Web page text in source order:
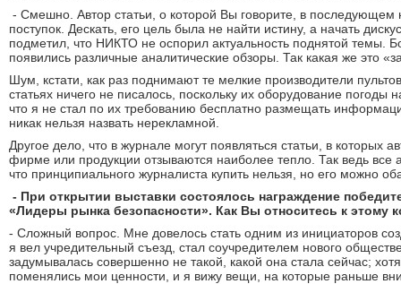
- Смешно. Автор статьи, о которой Вы говорите, в последующем
поступок. Дескать, его цель была не найти истину, а начать
подметил, что НИКТО не оспорил актуальность поднятой темы.
появились различные аналитические обзоры. Так какая же это
Шум, кстати, как раз поднимают те мелкие производители
статьях ничего не писалось, поскольку их оборудование погоды
что я не стал по их требованию бесплатно размещать
никак нельзя назвать нерекламной.
Другое дело, что в журнале могут появляться статьи, в которых
фирме или продукции отзываются наиболее тепло. Так ведь все
что принципиального журналиста купить нельзя, но его можно
- При открытии выставки состоялось награждение
«Лидеры рынка безопасности». Как Вы относитесь к этому
- Сложный вопрос. Мне довелось стать одним из инициаторов
я вел учредительный съезд, стал соучредителем нового
задумывалась совершенно не такой, какой она стала сейчас;
поменялись мои ценности, и я вижу вещи, на которые раньше